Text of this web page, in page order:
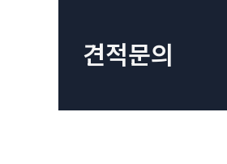
견적문의